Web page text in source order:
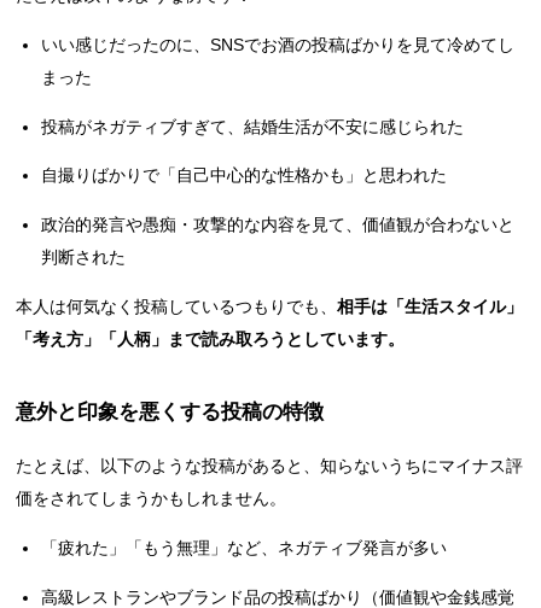
いい感じだったのに、SNSでお酒の投稿ばかりを見て冷めてし
まった
投稿がネガティブすぎて、結婚生活が不安に感じられた
自撮りばかりで「自己中心的な性格かも」と思われた
政治的発言や愚痴・攻撃的な内容を見て、価値観が合わないと
判断された
本人は何気なく投稿しているつもりでも、相手は「生活スタイル」
「考え方」「人柄」まで読み取ろうとしています。
意外と印象を悪くする投稿の特徴
たとえば、以下のような投稿があると、知らないうちにマイナス評
価をされてしまうかもしれません。
「疲れた」「もう無理」など、ネガティブ発言が多い
高級レストランやブランド品の投稿ばかり（価値観や金銭感覚